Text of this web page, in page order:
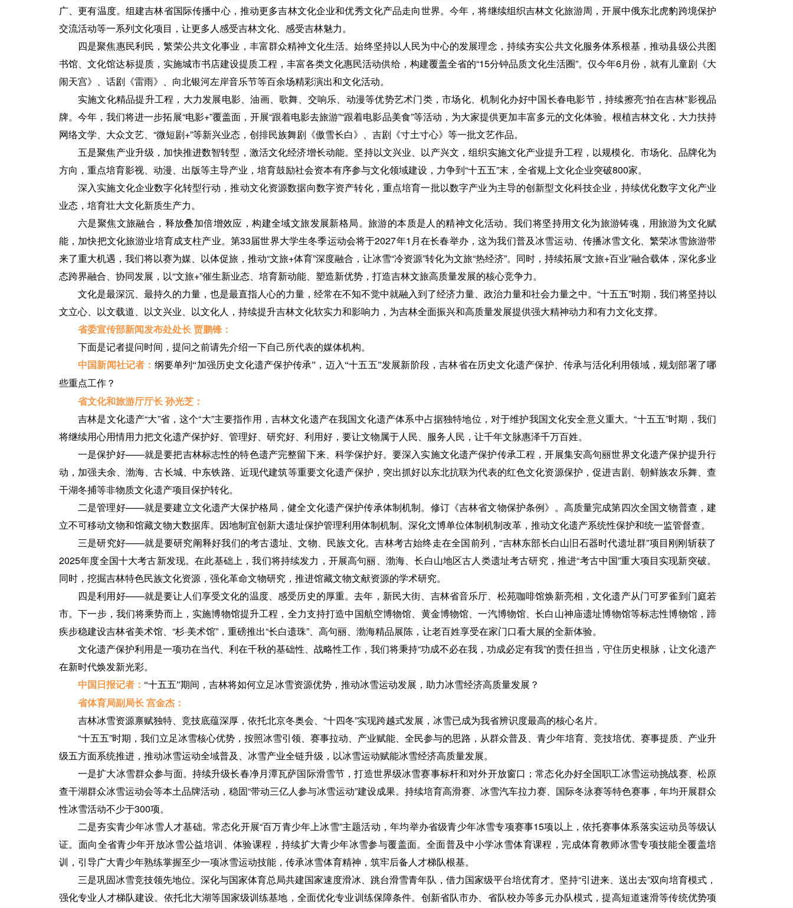
广、更有温度。组建吉林省国际传播中心，推动更多吉林文化企业和优秀文化产品走向世界。今年，将继续组织吉林文化旅游周，开展中俄东北虎豹跨境保护
交流活动等一系列文化项目，让更多人感受吉林文化、感受吉林魅力。
四是聚焦惠民利民，繁荣公共文化事业，丰富群众精神文化生活。始终坚持以人民为中心的发展理念，持续夯实公共文化服务体系根基，推动县级公共图
书馆、文化馆达标提质，实施城市书店建设提质工程，丰富各类文化惠民活动供给，构建覆盖全省的“15分钟品质文化生活圈”。仅今年6月份，就有儿童剧《大
闹天宫》、话剧《雷雨》、向北银河左岸音乐节等百余场精彩演出和文化活动。
实施文化精品提升工程，大力发展电影、油画、歌舞、交响乐、动漫等优势艺术门类，市场化、机制化办好中国长春电影节，持续擦亮“拍在吉林”影视品
牌。今年，我们将进一步拓展“电影+”覆盖面，开展“跟着电影去旅游”“跟着电影品美食”等活动，为大家提供更加丰富多元的文化体验。根植吉林文化，大力扶持
网络文学、大众文艺、“微短剧+”等新兴业态，创排民族舞剧《傲雪长白》、吉剧《寸土寸心》等一批文艺作品。
五是聚焦产业升级，加快推进数智转型，激活文化经济增长动能。坚持以文兴业、以产兴文，组织实施文化产业提升工程，以规模化、市场化、品牌化为
方向，重点培育影视、动漫、出版等主导产业，培育鼓励社会资本有序参与文化领域建设，力争到“十五五”末，全省规上文化企业突破800家。
深入实施文化企业数字化转型行动，推动文化资源数据向数字资产转化，重点培育一批以数字产业为主导的创新型文化科技企业，持续优化数字文化产业
业态，培育壮大文化新质生产力。
六是聚焦文旅融合，释放叠加倍增效应，构建全域文旅发展新格局。旅游的本质是人的精神文化活动。我们将坚持用文化为旅游铸魂，用旅游为文化赋
能，加快把文化旅游业培育成支柱产业。第33届世界大学生冬季运动会将于2027年1月在长春举办，这为我们普及冰雪运动、传播冰雪文化、繁荣冰雪旅游带
来了重大机遇，我们将以赛为媒、以体促旅，推动“文旅+体育”深度融合，让冰雪“冷资源”转化为文旅“热经济”。同时，持续拓展“文旅+百业”融合载体，深化多业
态跨界融合、协同发展，以“文旅+”催生新业态、培育新动能、塑造新优势，打造吉林文旅高质量发展的核心竞争力。
文化是最深沉、最持久的力量，也是最直指人心的力量，经常在不知不觉中就融入到了经济力量、政治力量和社会力量之中。“十五五”时期，我们将坚持以
文立心、以文载道、以文兴业、以文化人，持续提升吉林文化软实力和影响力，为吉林全面振兴和高质量发展提供强大精神动力和有力文化支撑。
省委宣传部新闻发布处处长 贾鹏锋：
下面是记者提问时间，提问之前请先介绍一下自己所代表的媒体机构。
中国新闻社记者： 纲要单列“加强历史文化遗产保护传承”，迈入“十五五”发展新阶段，吉林省在历史文化遗产保护、传承与活化利用领域，规划部署了哪
些重点工作？
省文化和旅游厅厅长 孙光芝：
吉林是文化遗产“大”省，这个“大”主要指作用，吉林文化遗产在我国文化遗产体系中占据独特地位，对于维护我国文化安全意义重大。“十五五”时期，我们
将继续用心用情用力把文化遗产保护好、管理好、研究好、利用好，要让文物属于人民、服务人民，让千年文脉惠泽千万百姓。
一是保护好——就是要把吉林标志性的特色遗产完整留下来、科学保护好。要深入实施文化遗产保护传承工程，开展集安高句丽世界文化遗产保护提升行
动，加强夫余、渤海、古长城、中东铁路、近现代建筑等重要文化遗产保护，突出抓好以东北抗联为代表的红色文化资源保护，促进吉剧、朝鲜族农乐舞、查
干湖冬捕等非物质文化遗产项目保护转化。
二是管理好——就是要建立文化遗产大保护格局，健全文化遗产保护传承体制机制。修订《吉林省文物保护条例》。高质量完成第四次全国文物普查，建
立不可移动文物和馆藏文物大数据库。因地制宜创新大遗址保护管理利用体制机制。深化文博单位体制机制改革，推动文化遗产系统性保护和统一监管督查。
三是研究好——就是要研究阐释好我们的考古遗址、文物、民族文化。吉林考古始终走在全国前列，“吉林东部长白山旧石器时代遗址群”项目刚刚斩获了
2025年度全国十大考古新发现。在此基础上，我们将持续发力，开展高句丽、渤海、长白山地区古人类遗址考古研究，推进“考古中国”重大项目实现新突破。
同时，挖掘吉林特色民族文化资源，强化革命文物研究，推进馆藏文物文献资源的学术研究。
四是利用好——就是要让人们享受文化的温度、感受历史的厚重。去年，新民大街、吉林省音乐厅、松苑咖啡馆焕新亮相，文化遗产从门可罗雀到门庭若
市。下一步，我们将乘势而上，实施博物馆提升工程，全力支持打造中国航空博物馆、黄金博物馆、一汽博物馆、长白山神庙遗址博物馆等标志性博物馆，蹄
疾步稳建设吉林省美术馆、“杉·美术馆”，重磅推出“长白遗珠”、高句丽、渤海精品展陈，让老百姓享受在家门口看大展的全新体验。
文化遗产保护利用是一项功在当代、利在千秋的基础性、战略性工作，我们将秉持“功成不必在我，功成必定有我”的责任担当，守住历史根脉，让文化遗产
在新时代焕发新光彩。
中国日报记者： “十五五”期间，吉林将如何立足冰雪资源优势，推动冰雪运动发展，助力冰雪经济高质量发展？
省体育局副局长 宫金杰：
吉林冰雪资源禀赋独特、竞技底蕴深厚，依托北京冬奥会、“十四冬”实现跨越式发展，冰雪已成为我省辨识度最高的核心名片。
“十五五”时期，我们立足冰雪核心优势，按照冰雪引领、赛事拉动、产业赋能、全民参与的思路，从群众普及、青少年培育、竞技培优、赛事提质、产业升
级五方面系统推进，推动冰雪运动全域普及、冰雪产业全链升级，以冰雪运动赋能冰雪经济高质量发展。
一是扩大冰雪群众参与面。持续升级长春净月潭瓦萨国际滑雪节，打造世界级冰雪赛事标杆和对外开放窗口；常态化办好全国职工冰雪运动挑战赛、松原
查干湖群众冰雪运动会等本土品牌活动，稳固“带动三亿人参与冰雪运动”建设成果。持续培育高滑赛、冰雪汽车拉力赛、国际冬泳赛等特色赛事，年均开展群众
性冰雪活动不少于300项。
二是夯实青少年冰雪人才基础。常态化开展“百万青少年上冰雪”主题活动，年均举办省级青少年冰雪专项赛事15项以上，依托赛事体系落实运动员等级认
证。面向全省青少年开放冰雪公益培训、体验课程，持续扩大青少年冰雪参与覆盖面。全面普及中小学冰雪体育课程，完成体育教师冰雪专项技能全覆盖培
训，引导广大青少年熟练掌握至少一项冰雪运动技能，传承冰雪体育精神，筑牢后备人才梯队根基。
三是巩固冰雪竞技领先地位。深化与国家体育总局共建国家速度滑冰、跳台滑雪青年队，借力国家级平台培优育才。坚持“引进来、送出去”双向培育模式，
强化专业人才梯队建设。依托北大湖等国家级训练基地，全面优化专业训练保障条件。创新省队市办、省队校办等多元办队模式，提高短道速滑等传统优势项